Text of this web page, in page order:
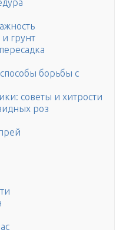
грунт
борьбы с
советы и хитрости
роз